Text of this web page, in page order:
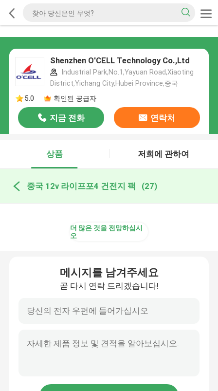
Shenzhen O'CELL Technology Co.,Ltd
Industrial Park,No.1,Yayuan Road,Xiaoting
District,Yichang City,Hubei Province,중국
5.0
확인된 공급자
지금 전화 연락처
상품 저희에 관하여
중국 12v 라이프포4 건전지 팩 (27)
더 많은 것을 전망하십시
오
메시지를 남겨주세요
곧 다시 연락 드리겠습니다!